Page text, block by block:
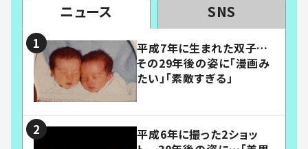
ニュース SNS
平成7年に生まれた双子…
その29年後の姿に「漫画み
たい」「素敵すぎる」
平成6年に撮った2ショッ